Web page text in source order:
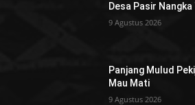
Desa Pasir
9 Agustus 2026
Panjang Mulud
Mau Mati
9 Agustus 2026